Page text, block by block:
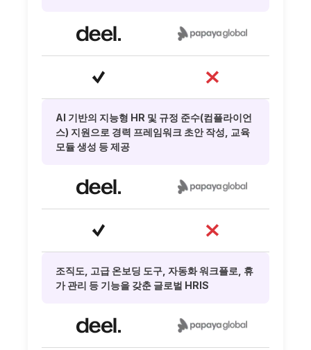
AI 기반의 지능형 HR 및 규정 준수(컴플라이언
스) 지원으로 경력 프레임워크 초안 작성, 교육
모듈 생성 등 제공
조직도, 고급 온보딩 도구, 자동화 워크플로, 휴
가 관리 등 기능을 갖춘 글로벌 HRIS